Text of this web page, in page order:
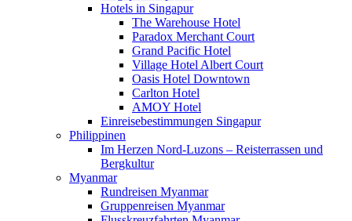
Hotels in Singapur
The Warehouse Hotel
Paradox Merchant Court
Grand Pacific Hotel
Village Hotel Albert Court
Oasis Hotel Downtown
Carlton Hotel
AMOY Hotel
Einreisebestimmungen Singapur
Philippinen
Im Herzen Nord-Luzons – Reisterrassen und
Bergkultur
Myanmar
Rundreisen Myanmar
Gruppenreisen Myanmar